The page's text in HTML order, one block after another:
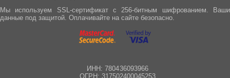
Мы используем SSL-сертификат с 256-битным шифрованием. Ваши
данные под защитой. Оплачивайте на сайте безопасно.
ИНН: 780436093966
ОГРН: 317502400045253